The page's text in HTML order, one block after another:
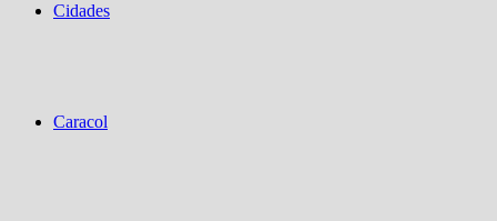
Cidades
Caracol